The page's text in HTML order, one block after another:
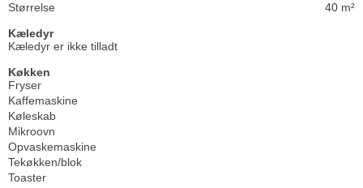
Størrelse
40 m²
Kæledyr
Kæledyr er ikke tilladt
Køkken
Fryser
Kaffemaskine
Køleskab
Mikroovn
Opvaskemaskine
Tekøkken/blok
Toaster